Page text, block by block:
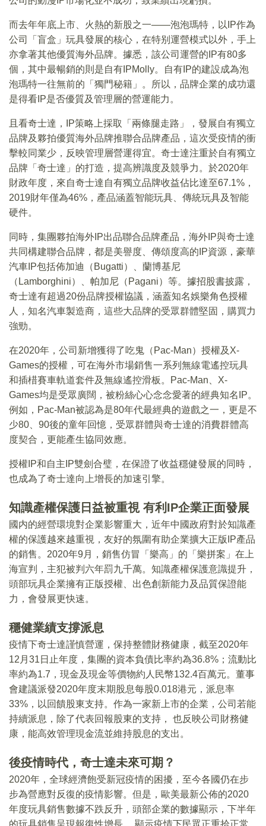
而去年年底上市、火熱的新股之一——泡泡瑪特，以IP作為
公司「盲盒」玩具發展的核心，在特别運營模式以外，手上
亦拿著其他優質海外品牌。據悉，該公司運營的IP有80多
個，其中最暢銷的則是自有IPMolly。自有IP的建設成為泡
泡瑪特一往無前的「獨門秘籍」。所以，品牌企業的成功還
是得看IP是否優質及管理層的營運能力。
且看奇士達，IP策略上採取「兩條腿走路」，發展自有獨立
品牌及夥拍優質海外品牌推聯合品牌產品，這次受疫情的衝
擊較同業少，反映管理層營運得宜。奇士達注重於自有獨立
品牌「奇士達」的打造，提高辨識度及競爭力。於2020年
財政年度，來自奇士達自有獨立品牌收益佔比達至67.1%，
2019財年僅為46%，產品涵蓋智能玩具、傳統玩具及智能
硬件。
同時，集團夥拍海外IP出品聯合品牌產品，海外IP與奇士達
共同構建聯合品牌，都是美譽度、傳頌度高的IP資源，豪華
汽車IP包括佈加迪（Bugatti）、蘭博基尼
（Lamborghini）、帕加尼（Pagani）等。據招股書披露，
奇士達有超過20份品牌授權協議，涵蓋知名娛樂角色授權
人，知名汽車製造商，這些大品牌的受眾群體堅固，購買力
強勁。
在2020年，公司新增獲得了吃鬼（Pac-Man）授權及X-
Games的授權，可在海外市場銷售一系列無線電遙控玩具
和插棤賽車軌道套件及無線遙控滑板。Pac-Man、X-
Games均是受眾廣闊，被粉絲心心念念愛著的經典知名IP。
例如，Pac-Man被認為是80年代最經典的遊戲之一，更是不
少80、90後的童年回憶，受眾群體與奇士達的消費群體高
度契合，更能產生協同效應。
授權IP和自主IP雙劍合璧，在保證了收益穩健發展的同時，
也成為了奇士達向上增長的加速引擎。
知識產權保護日益被重視 有利IP企業正面發展
國内的經營環境對企業影響重大，近年中國政府對於知識產
權的保護越來越重視，友好的氛圍有助企業擴大正版IP產品
的銷售。2020年9月，銷售仿冒「樂高」的「樂拼案」在上
海宣判，主犯被判六年罰九千萬。知識產權保護意識提升，
頭部玩具企業擁有正版授權、出色創新能力及品質保證能
力，會發展更快速。
穩健業績支撐派息
疫情下奇士達謹慎營運，保持整體財務健康，截至2020年
12月31日止年度，集團的資本負債比率約為36.8%；流動比
率約為1.7，現金及現金等價物約人民幣132.4百萬元。董事
會建議派發2020年度末期股息每股0.018港元，派息率
33%，以回饋股東支持。作為一家新上市的企業，公司若能
持續派息，除了代表回報股東的支持， 也反映公司財務健
康，能高效管理現金流並維持股息的支出。
後疫情時代，奇士達未來可期？
2020年，全球經濟飽受新冠疫情的困擾，至今各國仍在步
步為營應對反復的疫情影響。但是，歐美最新公佈的2020
年度玩具銷售數據不跌反升，頭部企業的數據顯示，下半年